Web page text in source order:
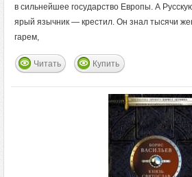
в сильнейшее государство Европы. А
ярый язычник — крестил. Он знал тысячи
гарем,
Читать Купить